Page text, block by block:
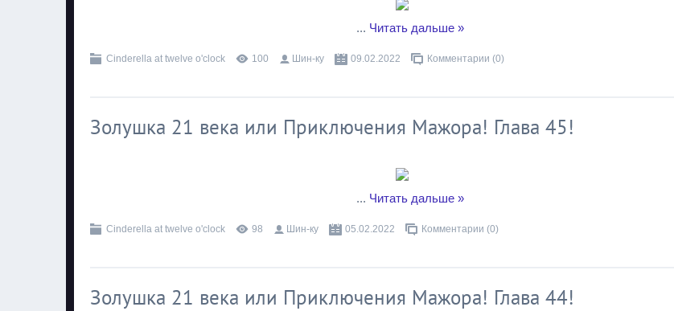
... Читать дальше »
Cinderella at twelve o'clock 100 Шин-ку 09.02.2022 Комментарии (0)
Золушка 21 века или Приключения Мажора! Глава 45!
... Читать дальше »
Cinderella at twelve o'clock 98 Шин-ку 05.02.2022 Комментарии (0)
Золушка 21 века или Приключения Мажора! Глава 44!